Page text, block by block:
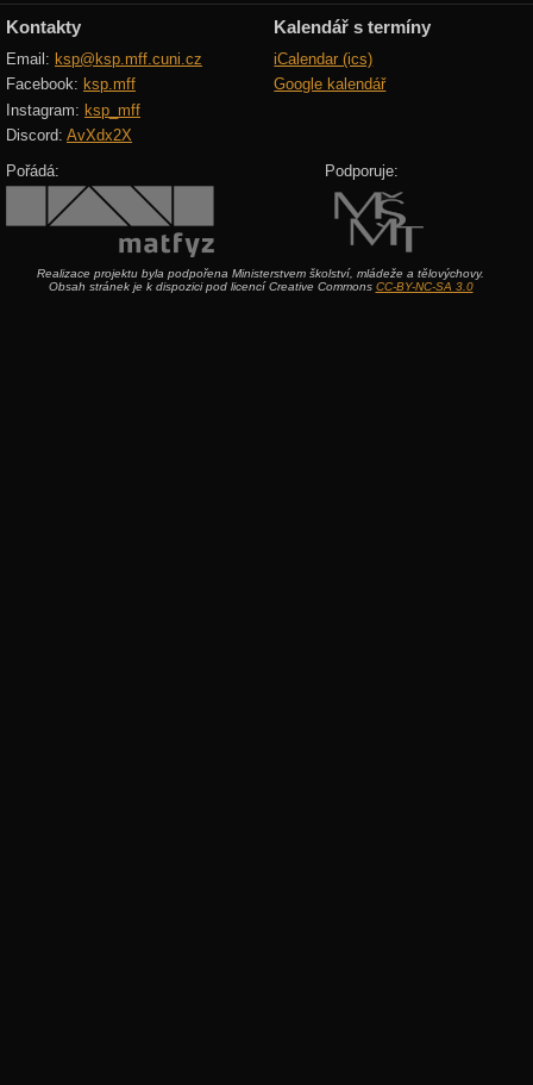
Kontakty
Email: ksp@ksp.mff.cuni.cz
Facebook: ksp.mff
Instagram: ksp_mff
Discord: AvXdx2X
Kalendář s termíny
iCalendar (ics)
Google kalendář
Pořádá: Podporuje:
Realizace projektu byla podpořena Ministerstvem školství, mládeže a tělovýchovy.
Obsah stránek je k dispozici pod licencí Creative Commons CC-BY-NC-SA 3.0